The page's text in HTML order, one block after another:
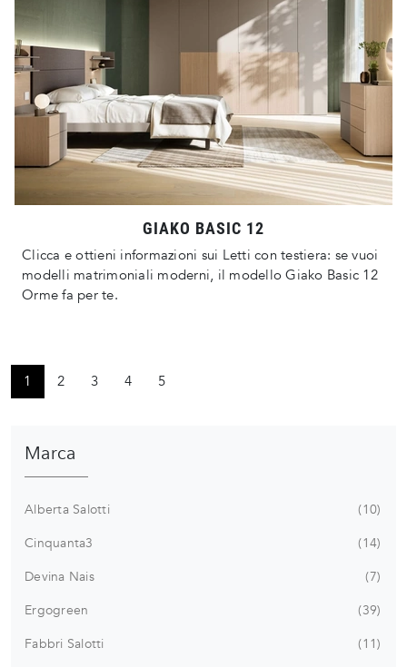
GIAKO BASIC 12
Clicca e ottieni informazioni sui Letti con testiera: se vuoi
modelli matrimoniali moderni, il modello Giako Basic 12
Orme fa per te.
1 2 3 4 5
Marca
Alberta Salotti
10
Cinquanta3
14
Devina Nais
7
Ergogreen
39
Fabbri Salotti
11